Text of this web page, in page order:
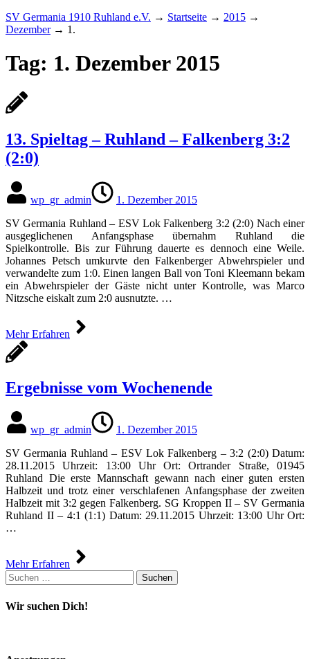
SV Germania 1910 Ruhland e.V. → Startseite → 2015 →
Dezember→ 1.
Tag: 1. Dezember 2015
13. Spieltag – Ruhland – Falkenberg 3:2
(2:0)
wp_gr_admin
1. Dezember 2015
SV Germania Ruhland – ESV Lok Falkenberg 3:2 (2:0) Nach einer
ausgeglichenen Anfangsphase übernahm Ruhland die
Spielkontrolle. Bis zur Führung dauerte es dennoch eine Weile.
Johannes Petsch umkurvte den Falkenberger Abwehrspieler und
verwandelte zum 1:0. Einen langen Ball von Toni Kleemann bekam
ein Abwehrspieler der Gäste nicht unter Kontrolle, was Marco
Nitzsche eiskalt zum 2:0 ausnutzte. …
Mehr Erfahren
Ergebnisse vom Wochenende
wp_gr_admin
1. Dezember 2015
SV Germania Ruhland – ESV Lok Falkenberg – 3:2 (2:0) Datum:
28.11.2015 Uhrzeit: 13:00 Uhr Ort: Ortrander Straße, 01945
Ruhland Die erste Mannschaft gewann nach einer guten ersten
Halbzeit und trotz einer verschlafenen Anfangsphase der zweiten
Halbzeit mit 3:2 gegen Falkenberg. SG Kroppen II – SV Germania
Ruhland II – 4:1 (1:1) Datum: 29.11.2015 Uhrzeit: 13:00 Uhr Ort:
…
Mehr Erfahren
Suchen
nach:
Wir suchen Dich!